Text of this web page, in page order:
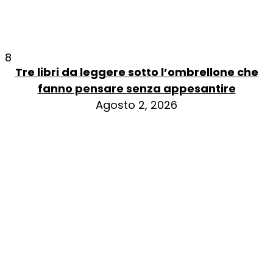
8
Tre libri da leggere sotto l’ombrellone che
fanno pensare senza appesantire
Agosto 2, 2026